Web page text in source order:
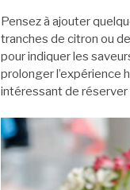
Pensez à ajouter
tranches de citron ou
pour indiquer les
prolonger l’expérience
intéressant de réserver